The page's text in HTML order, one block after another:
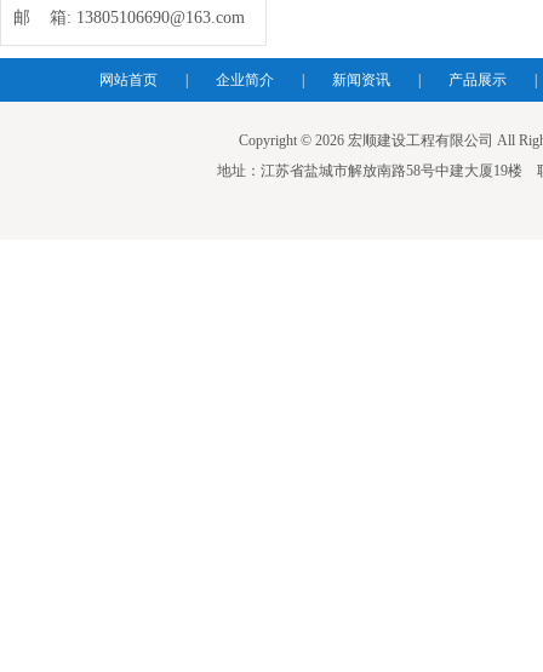
邮 箱: 13805106690@163.com
网站首页 | 企业简介 | 新闻资讯 | 产品展示 |
Copyright © 2026 宏顺建设工程有限公司 All
地址：江苏省盐城市解放南路58号中建大厦19楼